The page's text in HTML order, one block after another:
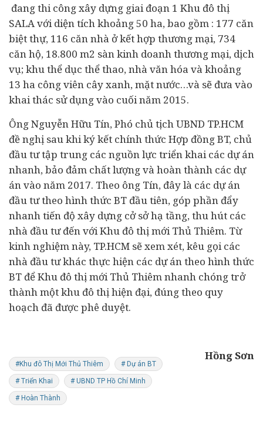
đang thi công xây dựng giai đoạn 1 Khu đô thị
SALA với diện tích khoảng 50 ha, bao gồm : 177 căn
biệt thự, 116 căn nhà ở kết hợp thương mại, 734
căn hộ, 18.800 m2 sàn kinh doanh thương mại, dịch
vụ; khu thể dục thể thao, nhà văn hóa và khoảng
13 ha công viên cây xanh, mặt nước…và sẽ đưa vào
khai thác sử dụng vào cuối năm 2015.
Ông Nguyễn Hữu Tín, Phó chủ tịch UBND TP.HCM
đề nghị sau khi ký kết chính thức Hợp đồng BT, chủ
đầu tư tập trung các nguồn lực triển khai các dự án
nhanh, bảo đảm chất lượng và hoàn thành các dự
án vào năm 2017. Theo ông Tín, đây là các dự án
đầu tư theo hình thức BT đầu tiên, góp phần đẩy
nhanh tiến độ xây dựng cở sở hạ tầng, thu hút các
nhà đầu tư đến với Khu đô thị mới Thủ Thiêm. Từ
kinh nghiệm này, TP.HCM sẽ xem xét, kêu gọi các
nhà đầu tư khác thực hiện các dự án theo hình thức
BT để Khu đô thị mới Thủ Thiêm nhanh chóng trở
thành một khu đô thị hiện đại, đúng theo quy
hoạch đã được phê duyệt.
Hồng Sơn
#Khu đô Thị Mới Thủ Thiêm # Dự án BT
# Triển Khai # UBND TP Hồ Chí Minh
# Hoàn Thành